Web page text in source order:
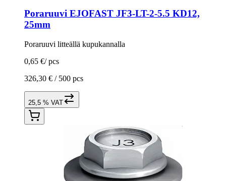
Poraruuvi EJOFAST JF3-LT-2-5.5 KD12,
25mm
Poraruuvi litteällä kupukannalla
0,65 €/ pcs
326,30 € / 500 pcs
25,5 % VAT